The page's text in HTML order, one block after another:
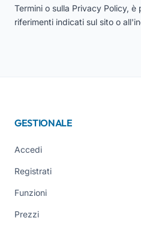
Termini o sulla Privacy Policy,
riferimenti indicati sul sito o
GESTIONALE
Accedi
Registrati
Funzioni
Prezzi